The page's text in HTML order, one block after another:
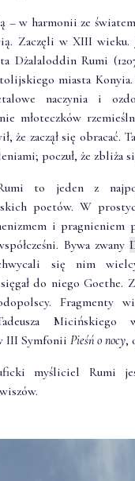
– w harmonii ze
Zaczęli w XIII wieku.
Dżalaloddin Rumi
miasta
naczynia i
młoteczków
że zaczął się obracać.
poczuł, że zbliża
to jeden z
poetów. W
i pragnieniem
Bywa zwany
się nim
do niego Goethe.
Fragmenty
Micińskiego
III Symfonii Pieśń o nocy,
myśliciel Rumi